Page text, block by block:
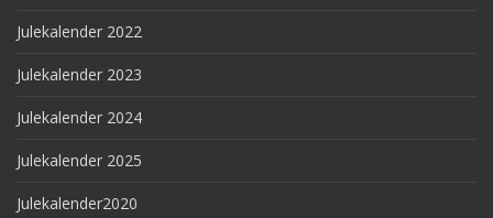
Julekalender 2022
Julekalender 2023
Julekalender 2024
Julekalender 2025
Julekalender2020